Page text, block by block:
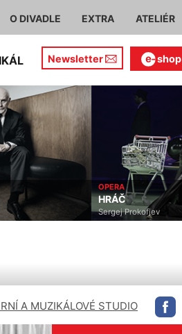
O DIVADLE EXTRA ATELIÉR
Newsletter shop
OPERA
HRÁČ
Sergej Prokofjev
A MUZIKÁLOVÉ STUDIO